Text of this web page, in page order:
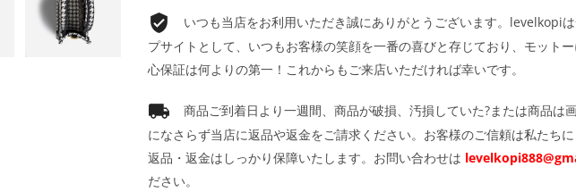
いつも当店をお利用いただき誠にありがとうございます。levelkopi
プサイトとして、いつもお客様の笑顔を一番の喜びと存じており、モット
心保証は何よりの第一！これからもご来店いただければ幸いです。
商品ご到着日より一週間、商品が破損、汚損していた?または商品は
になさらず当店に返品や返金をご請求ください。お客様のご信頼は私たちに
返品・返金はしっかり保障いたします。お問い合わせは
ださい。